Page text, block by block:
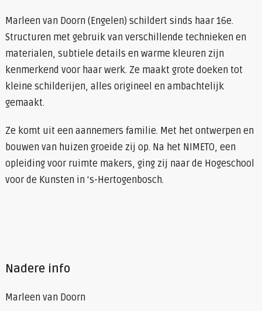
Marleen van Doorn (Engelen) schildert sinds haar 16e.
Structuren met gebruik van verschillende technieken en
materialen, subtiele details en warme kleuren zijn
kenmerkend voor haar werk. Ze maakt grote doeken tot
kleine schilderijen, alles origineel en ambachtelijk
gemaakt.
Ze komt uit een aannemers familie. Met het ontwerpen en
bouwen van huizen groeide zij op. Na het NIMETO, een
opleiding voor ruimte makers, ging zij naar de Hogeschool
voor de Kunsten in ‘s-Hertogenbosch.
Nadere info
Marleen van Doorn